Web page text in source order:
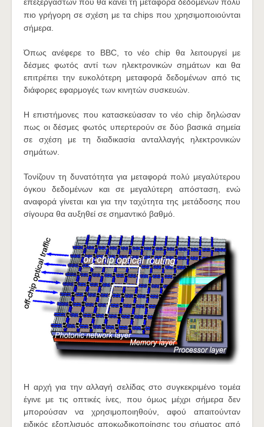
πιο γρήγορη σε σχέση με τα chips που χρησιμοποιούνται
σήμερα.
Όπως ανέφερε το BBC, το νέο chip θα λειτουργεί με
δέσμες φωτός αντί των ηλεκτρονικών σημάτων και θα
επιτρέπει την ευκολότερη μεταφορά δεδομένων από τις
διάφορες εφαρμογές των κινητών συσκευών.
Η επιστήμονες που κατασκεύασαν το νέο chip δηλώσαν
πως οι δέσμες φωτός υπερτερούν σε δύο βασικά σημεία
σε σχέση με τη διαδικασία ανταλλαγής ηλεκτρονικών
σημάτων.
Τονίζουν τη δυνατότητα για μεταφορά πολύ μεγαλύτερου
όγκου δεδομένων και σε μεγαλύτερη απόσταση, ενώ
αναφορά γίνεται και για την ταχύτητα της μετάδοσης που
σίγουρα θα αυξηθεί σε σημαντικό βαθμό.
Η αρχή για την αλλαγή σελίδας στο συγκεκριμένο τομέα
έγινε με τις οπτικές ίνες, που όμως μέχρι σήμερα δεν
μπορούσαν να χρησιμοποιηθούν, αφού απαιτούνταν
ειδικός εξοπλισμός αποκωδικοποίησης του σήματος από